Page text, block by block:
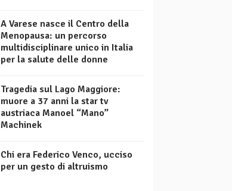
A Varese nasce il Centro della
Menopausa: un percorso
multidisciplinare unico in Italia
per la salute delle donne
Tragedia sul Lago Maggiore:
muore a 37 anni la star tv
austriaca Manoel “Mano”
Machinek
Chi era Federico Venco, ucciso
per un gesto di altruismo